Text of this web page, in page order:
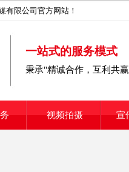
有限公司官方网站！
一站式的服务模式
秉承"精诚合作，互利共
视频拍摄 宣